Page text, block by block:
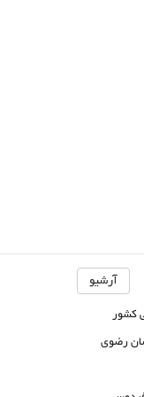
آرشیو
کشور
رضوی